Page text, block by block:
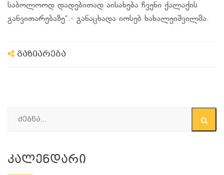
საბოლოოდ დადებითად აისახება ჩვენი ქალაქის
განვითარებაზე“.- განაცხადა იოსებ ხახალეიშვილმა.
გაზიარება
Კალენდარი